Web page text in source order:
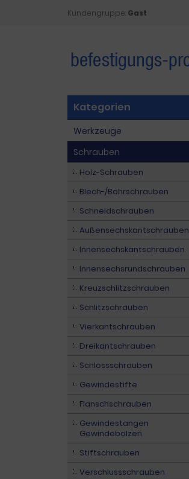
Kundengruppe: Gast
Kategorien
Werkzeuge
Schrauben
Holz-Schrauben
Blech-/Bohrschrauben
Schneidschrauben
Außensechskantschrauben
Innensechskantschrauben
Innensechsrundschrauben
Kreuzschlitzschrauben
Schlitzschrauben
Vierkantschrauben
Dreikantschrauben
Schlossschrauben
Gewindestifte
Flanschschrauben
Gewindestangen
Gewindebolzen
Stiftschrauben
Verschlussschrauben